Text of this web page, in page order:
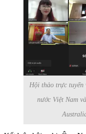
Hội thảo trực tuyến
nước Việt Nam